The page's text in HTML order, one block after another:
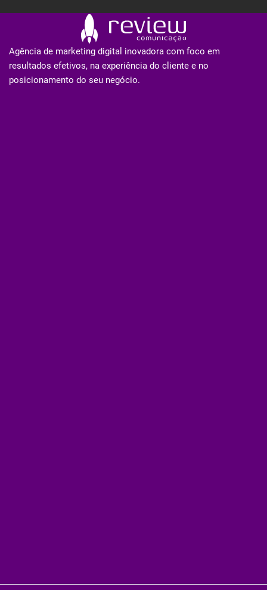
Agência de marketing digital inovadora com foco em
resultados efetivos, na experiência do cliente e no
posicionamento do seu negócio.